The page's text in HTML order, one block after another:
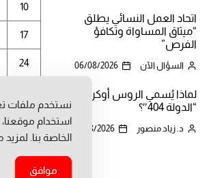
اتحاد العمل النسائي يطلق
“ميثاق المساواة وتكافؤ
الفرص”
السؤال الآن 06/08/2026
لماذا يُسمي الروس أوكرانيا
“الدولة 404″؟
د. زياد منصور 06/08/2026
10
17
24
« يوليو
نستخدم ملفات
استخدام
الخاصة بنا.
موافق